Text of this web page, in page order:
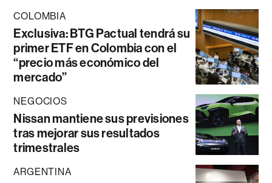
COLOMBIA
Exclusiva: BTG Pactual tendrá su
primer ETF en Colombia con el
“precio más económico del
mercado”
NEGOCIOS
Nissan mantiene sus previsiones
tras mejorar sus resultados
trimestrales
ARGENTINA